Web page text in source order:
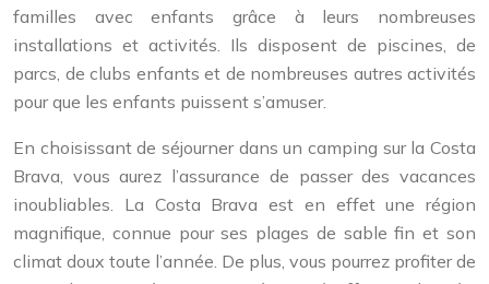
familles avec enfants grâce à leurs nombreuses
installations et activités. Ils disposent de piscines, de
parcs, de clubs enfants et de nombreuses autres activités
pour que les enfants puissent s’amuser.
En choisissant de séjourner dans un camping sur la Costa
Brava, vous aurez l’assurance de passer des vacances
inoubliables. La Costa Brava est en effet une région
magnifique, connue pour ses plages de sable fin et son
climat doux toute l’année. De plus, vous pourrez profiter de